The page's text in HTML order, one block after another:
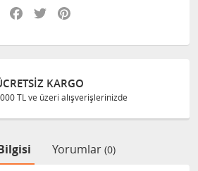
Facebook
Twitter
KARGO
TL ve üzeri alışverişlerinizde
Yorumlar (0)